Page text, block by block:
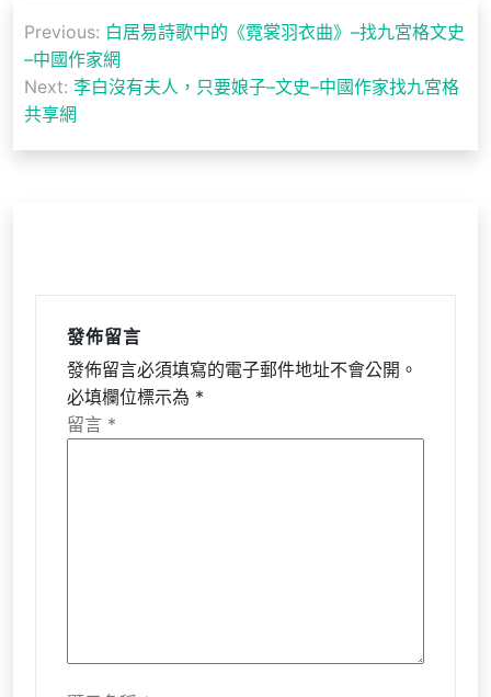
章
導
覽
Previous: 白居易詩歌中的《霓裳羽衣曲》–找九宮格文史
–中國作家網
Next: 李白沒有夫人，只要娘子–文史–中國作家找九宮格
共享網
發佈留言
發佈留言必須填寫的電子郵件地址不會公開。
必填欄位標示為 *
留言 *